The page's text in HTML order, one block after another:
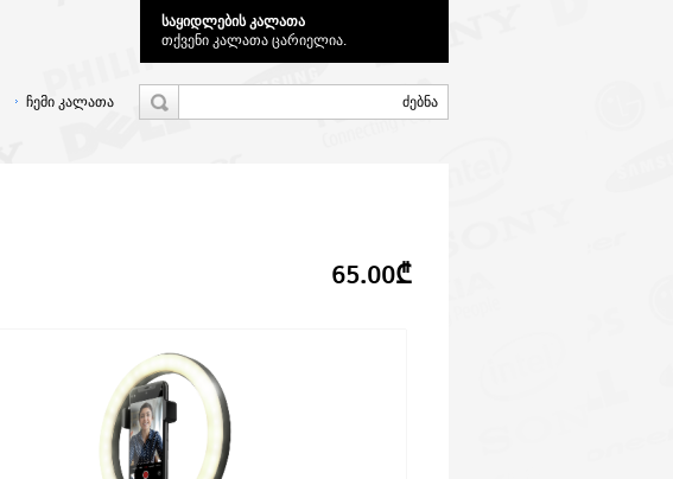
საყიდლების კალათა
თქვენი კალათა ცარიელია.
ჩემი კალათა
65.00₾